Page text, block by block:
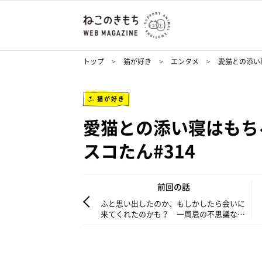
トップ 猫が好き エンタメ 愛猫との添
猫が好き
愛猫との添い寝はも
スコたん#314
前回の話
ふと思い出したのか、もしかしたら会いに
来てくれたのかも？ 一周忌の不思議なで